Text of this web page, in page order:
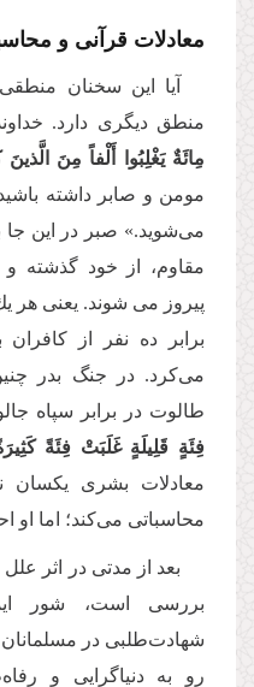
معادلات قرآنی و
آیا این سخنان
منطق دیگری دارد.
مِائَةٌ یَغْلِبُوا أَلْفاً مِنَ الَّذینَ
مومن و صابر داشته
می‌شوید.» صبر در این جا
مقاوم، از خود گذشته و
پیروز می شوند. یعنی هر
برابر ده نفر از كافران
می‌کرد. در جنگ بدر
طالوت در برابر سپاه
فِئَةٍ قَلِیلَةٍ غَلَبَتْ فِئَةً
معادلات بشری
محاسباتی می‌کند؛ اما او
بعد از مدتی در اثر
بررسی است، شور
شهادت‌طلبی در
رو به دنیاگرایی و